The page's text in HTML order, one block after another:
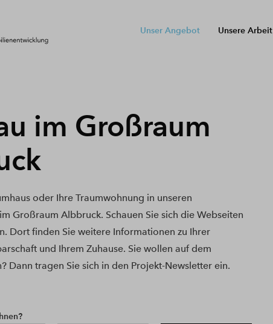
Unser Angebot Unsere Arbeit
im Großraum
oder Ihre Traumwohnung in unseren
Großraum Albbruck. Schauen Sie sich die Webseiten
Dort finden Sie weitere Informationen zu Ihrer
und Ihrem Zuhause. Sie wollen auf dem
Dann tragen Sie sich in den Projekt-Newsletter ein.